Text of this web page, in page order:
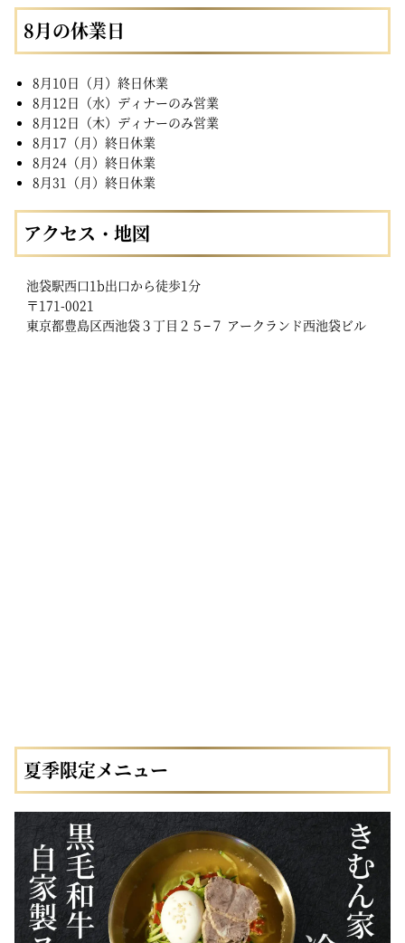
8月の休業日
8月10日（月）終日休業
8月12日（水）ディナーのみ営業
8月12日（木）ディナーのみ営業
8月17（月）終日休業
8月24（月）終日休業
8月31（月）終日休業
アクセス・地図
池袋駅西口1b出口から徒歩1分
〒171-0021
東京都豊島区西池袋３丁目２５−７ アークランド西池袋ビル
夏季限定メニュー